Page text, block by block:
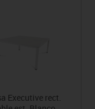
Executive rect.